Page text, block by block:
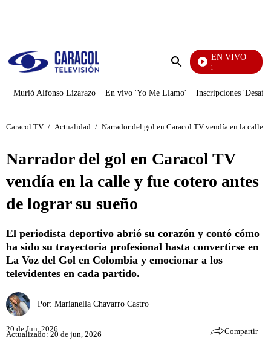
Enviar
EN VIVO
Noticias Caracol
Murió Alfonso Lizarazo En vivo 'Yo Me Llamo' Inscripciones
Caracol TV / Actualidad / Narrador del gol en Caracol TV vendía en la calle y
Narrador del gol en Caracol TV
vendía en la calle y fue cotero antes
de lograr su sueño
El periodista deportivo abrió su corazón y contó cómo
ha sido su trayectoria profesional hasta convertirse en
La Voz del Gol en Colombia y emocionar a los
televidentes en cada partido.
Por: Marianella Chavarro Castro
20 de Jun, 2026
Actualizado: 20 de jun, 2026 Compartir